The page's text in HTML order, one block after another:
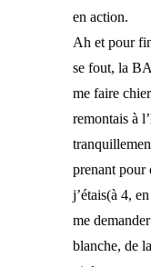
en action.
Ah et pour
se fout, la
me faire
remontais à
prenant pour
j’étais(à 4,
me
blanche, de